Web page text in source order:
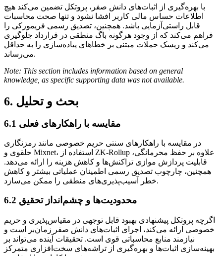
با بهره‌گیری از اثبات‌های دانش صفر، پروتکل تضمین می‌کند هیچ
اطلاعات حساس مالی کاربر افشا نشود و تنها صحت محاسبات
قابل راستی‌آزمایی باشد. همچنین، تصدیق رسمی فریمورکی را
فراهم می‌کند که از وجود هرگونه باگ منطقی در قرارداد جلوگیری
می‌کند و ریسک حملات مبتنی بر خطاهای پیاده‌سازی را به حداقل
می‌رساند.
Note: This section includes information based on general
knowledge, as specific supporting data was not available.
6. بحث و تحلیل
6.1 مقایسه با راهکارهای فعلی
در مقایسه با راهکارهای سنتی حریم خصوصی مانند رمزنگاری
حلقوی و Mixnet، استفاده از ZK-Rollup علاوه بر حفظ محرمانگی،
قابلیت پردازش موازی تراکنش‌ها و کاهش هزینه را ارائه می‌دهد.
همچنین، چارچوب تصدیق رسمی اطمینان عملیاتی بیشتر و کاهش
خطر آسیب‌پذیری‌های منطقی را ممکن می‌سازد.
6.2 محدودیت‌ها و چشم‌انداز تحقیق
اگرچه پروتکل پیشنهادی بهبود قابل توجهی در مقیاس‌پذیری و حریم
خصوصی ارائه می‌کند، اجرای اثبات‌های دانش صفر زمان‌بر است و
نیازمند منابع محاسباتی قوی است. تحقیقات آینده می‌تواند بر
بهینه‌سازی اثبات‌ها و بهره‌گیری از تراشه‌های سخت‌افزاری متمرکز